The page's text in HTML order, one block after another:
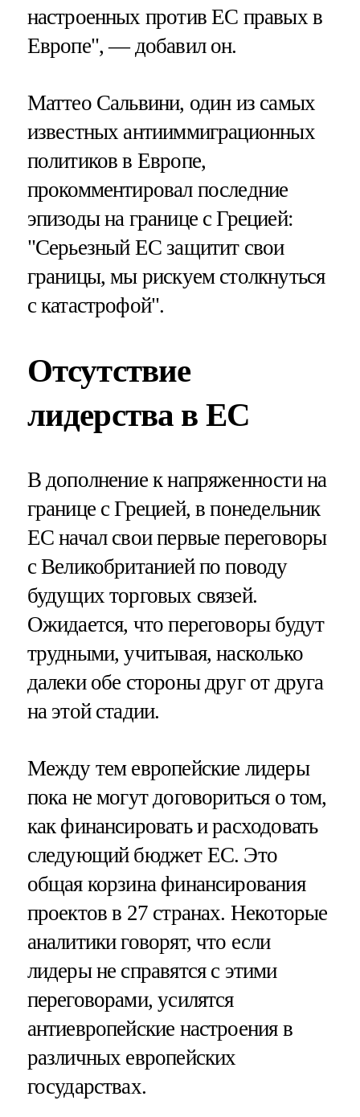
настроенных против ЕС правых в
Европе", — добавил он.
Маттео Сальвини, один из самых
известных антииммиграционных
политиков в Европе,
прокомментировал последние
эпизоды на границе с Грецией:
"Серьезный ЕС защитит свои
границы, мы рискуем столкнуться
с катастрофой".
Отсутствие
лидерства в ЕС
В дополнение к напряженности на
границе с Грецией, в понедельник
ЕС начал свои первые переговоры
с Великобританией по поводу
будущих торговых связей.
Ожидается, что переговоры будут
трудными, учитывая, насколько
далеки обе стороны друг от друга
на этой стадии.
Между тем европейские лидеры
пока не могут договориться о том,
как финансировать и расходовать
следующий бюджет ЕС. Это
общая корзина финансирования
проектов в 27 странах. Некоторые
аналитики говорят, что если
лидеры не справятся с этими
переговорами, усилятся
антиевропейские настроения в
различных европейских
государствах.